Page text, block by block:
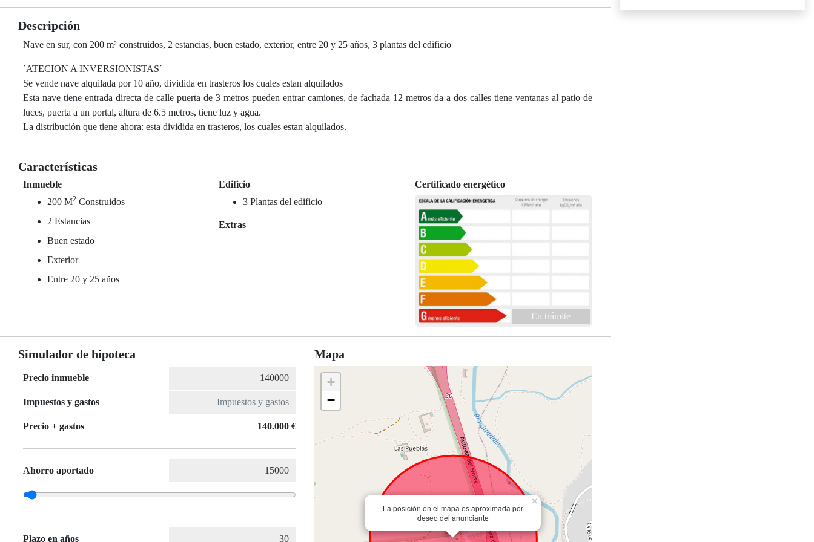
Descripción
Nave en sur, con 200 m² construidos, 2 estancias, buen estado, exterior, entre 20 y 25 años, 3 plantas del edificio
´ATECION A INVERSIONISTAS´
Se vende nave alquilada por 10 año, dividida en trasteros los cuales estan alquilados
Esta nave tiene entrada directa de calle puerta de 3 metros pueden entrar camiones, de fachada 12 metros da a dos calles tiene ventanas al patio de
luces, puerta a un portal, altura de 6.5 metros, tiene luz y agua.
La distribución que tiene ahora: esta dividida en trasteros, los cuales estan alquilados.
Características
Inmueble
200 M2 Construidos
2 Estancias
Buen estado
Exterior
Entre 20 y 25 años
Edificio
3 Plantas del edificio
Extras
Certificado energético
En trámite
Simulador de hipoteca
Precio inmueble
Impuestos y gastos
Precio + gastos 140.000 €
Ahorro aportado
Plazo en años
Mapa
La posición en el mapa es aproximada por
deseo del anunciante
×
+
−